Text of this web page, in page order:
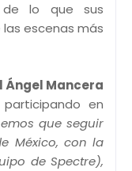
de lo que sus
escenas más
Ángel Mancera
en
que seguir
México, con la
de Spectre),